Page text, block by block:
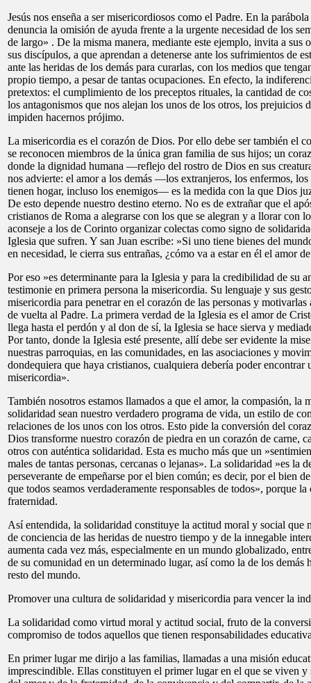
Jesús nos enseña a ser misericordiosos como el Padre. En la
denuncia la omisión de ayuda frente a la urgente necesidad de los
de largo» . De la misma manera, mediante este ejemplo, invita a sus
sus discípulos, a que aprendan a detenerse ante los sufrimientos de
ante las heridas de los demás para curarlas, con los medios que
propio tiempo, a pesar de tantas ocupaciones. En efecto, la
pretextos: el cumplimiento de los preceptos rituales, la cantidad de
los antagonismos que nos alejan los unos de los otros, los prejuicios
impiden hacernos prójimo.
La misericordia es el corazón de Dios. Por ello debe ser también el
se reconocen miembros de la única gran familia de sus hijos; un
donde la dignidad humana —reflejo del rostro de Dios en sus
nos advierte: el amor a los demás —los extranjeros, los enfermos, los
tienen hogar, incluso los enemigos— es la medida con la que Dios
De esto depende nuestro destino eterno. No es de extrañar que el
cristianos de Roma a alegrarse con los que se alegran y a llorar con
aconseje a los de Corinto organizar colectas como signo de
Iglesia que sufren. Y san Juan escribe: »Si uno tiene bienes del
en necesidad, le cierra sus entrañas, ¿cómo va a estar en él el amor
Por eso »es determinante para la Iglesia y para la credibilidad de su
testimonie en primera persona la misericordia. Su lenguaje y sus
misericordia para penetrar en el corazón de las personas y
de vuelta al Padre. La primera verdad de la Iglesia es el amor de
llega hasta el perdón y al don de sí, la Iglesia se hace sierva y
Por tanto, donde la Iglesia esté presente, allí debe ser evidente la
nuestras parroquias, en las comunidades, en las asociaciones y
dondequiera que haya cristianos, cualquiera debería poder encontrar
misericordia».
También nosotros estamos llamados a que el amor, la compasión, la
solidaridad sean nuestro verdadero programa de vida, un estilo de
relaciones de los unos con los otros. Esto pide la conversión del
Dios transforme nuestro corazón de piedra en un corazón de carne,
otros con auténtica solidaridad. Esta es mucho más que un
males de tantas personas, cercanas o lejanas». La solidaridad »es la
perseverante de empeñarse por el bien común; es decir, por el bien
que todos seamos verdaderamente responsables de todos», porque
fraternidad.
Así entendida, la solidaridad constituye la actitud moral y social que
de conciencia de las heridas de nuestro tiempo y de la innegable
aumenta cada vez más, especialmente en un mundo globalizado,
de su comunidad en un determinado lugar, así como la de los demás
resto del mundo.
Promover una cultura de solidaridad y misericordia para vencer la
La solidaridad como virtud moral y actitud social, fruto de la
compromiso de todos aquellos que tienen responsabilidades
En primer lugar me dirijo a las familias, llamadas a una misión
imprescindible. Ellas constituyen el primer lugar en el que se viven y